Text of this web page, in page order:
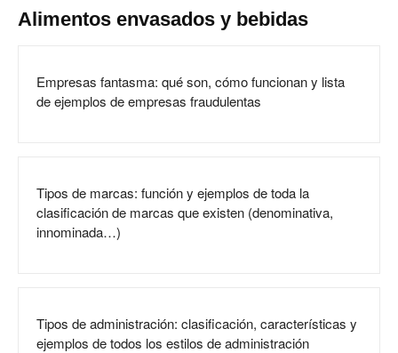
Alimentos envasados y bebidas
Empresas fantasma: qué son, cómo funcionan y lista
de ejemplos de empresas fraudulentas
Tipos de marcas: función y ejemplos de toda la
clasificación de marcas que existen (denominativa,
innominada…)
Tipos de administración: clasificación, características y
ejemplos de todos los estilos de administración